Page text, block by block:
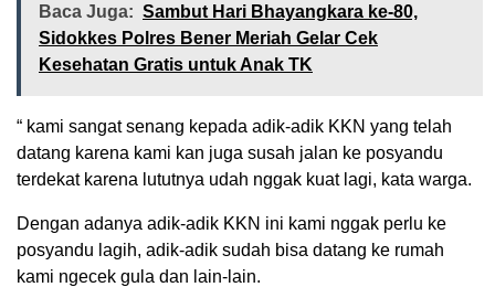
Baca Juga: Sambut Hari Bhayangkara ke-80,
Sidokkes Polres Bener Meriah Gelar Cek
Kesehatan Gratis untuk Anak TK
“ kami sangat senang kepada adik-adik KKN yang telah
datang karena kami kan juga susah jalan ke posyandu
terdekat karena lututnya udah nggak kuat lagi, kata warga.
Dengan adanya adik-adik KKN ini kami nggak perlu ke
posyandu lagih, adik-adik sudah bisa datang ke rumah
kami ngecek gula dan lain-lain.